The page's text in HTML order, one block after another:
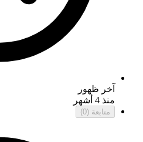
آخر ظهور
منذ 4 أشهر
متابعة (0)